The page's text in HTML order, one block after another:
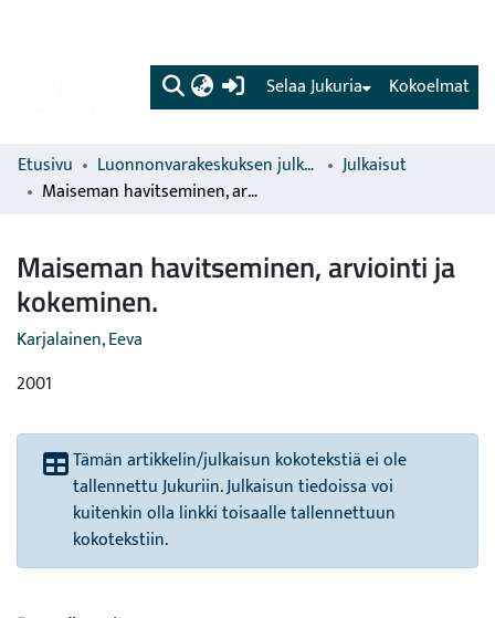
(current) Kokoelmat
Selaa Jukuria
Etusivu Luonnonvarakeskuksen julkaisut
Julkaisut
Maiseman havitseminen, arviointi ja kokeminen.
Maiseman havitseminen, arviointi ja
kokeminen.
Karjalainen, Eeva
2001
Tämän artikkelin/julkaisun kokotekstiä ei ole
tallennettu Jukuriin. Julkaisun tiedoissa voi
kuitenkin olla linkki toisaalle tallennettuun
kokotekstiin.